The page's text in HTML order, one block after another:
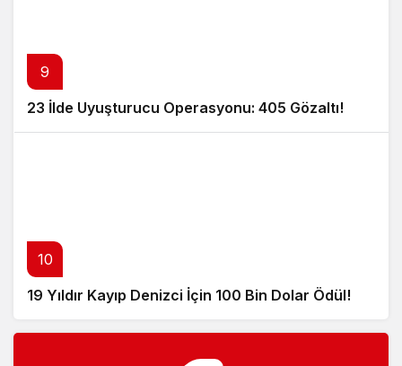
9
23 İlde Uyuşturucu Operasyonu: 405 Gözaltı!
10
19 Yıldır Kayıp Denizci İçin 100 Bin Dolar Ödül!